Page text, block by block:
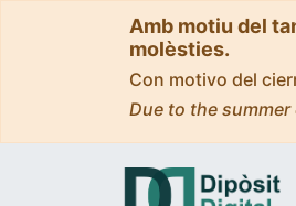
Amb motiu del
molèsties.
Con motivo del
Due to the